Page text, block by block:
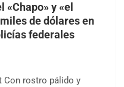
y «el
de dólares en
federales
Con rostro pálido y